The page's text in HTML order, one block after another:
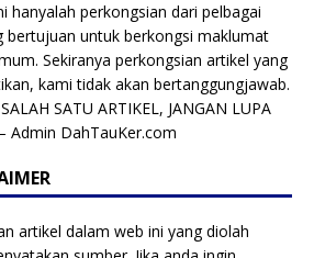
hanyalah perkongsian dari pelbagai
bertujuan untuk berkongsi maklumat
Sekiranya perkongsian artikel yang
kami tidak akan bertanggungjawab.
SATU ARTIKEL, JANGAN LUPA
Admin DahTauKer.com
artikel dalam web ini yang diolah